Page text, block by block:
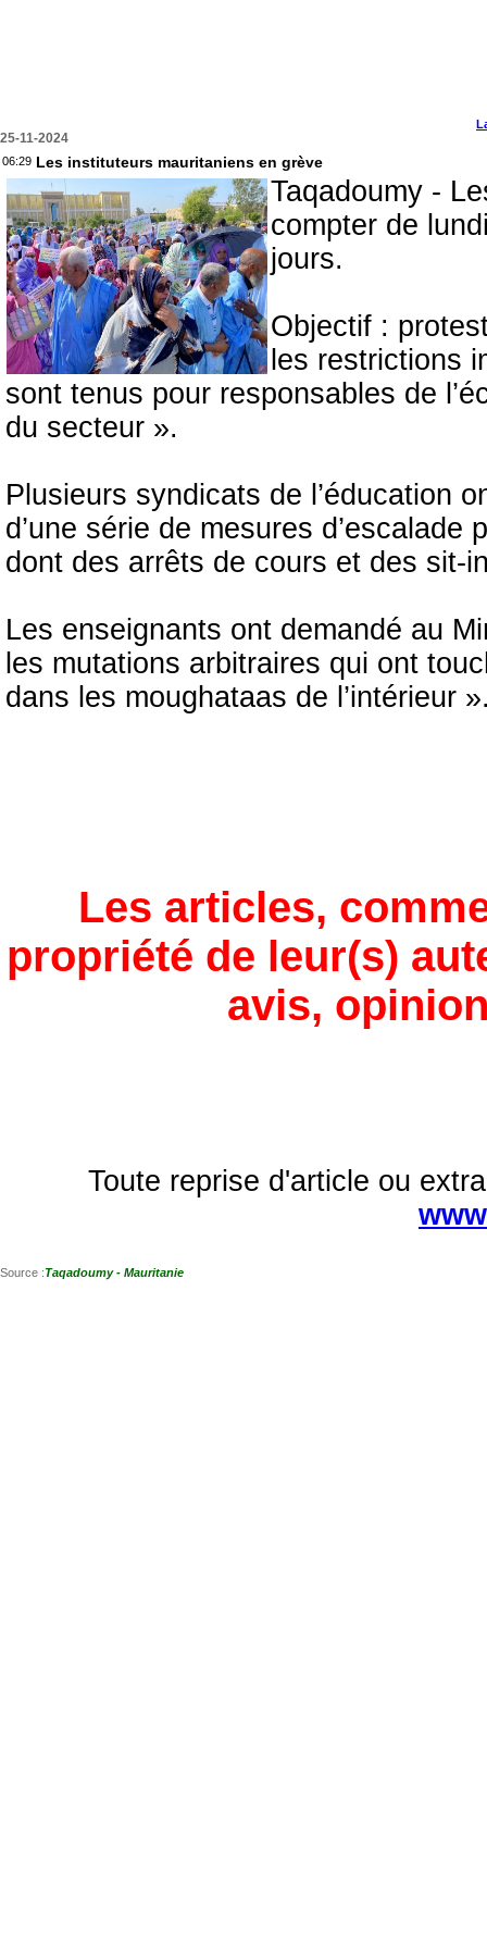
25-11-2024
06:29 Les instituteurs mauritaniens en grève
Taqadoumy -
compter de
jours.
Objectif :
les restrictions
sont tenus pour responsables de
du secteur ».
Plusieurs syndicats de l’éducation
d’une série de mesures
dont des arrêts de cours et des sit-
Les enseignants ont demandé au
les mutations arbitraires qui ont
dans les moughataas de l’intérieur
Les articles,
propriété de leur(s)
avis,
Toute reprise d'article ou
Source :Taqadoumy - Mauritanie